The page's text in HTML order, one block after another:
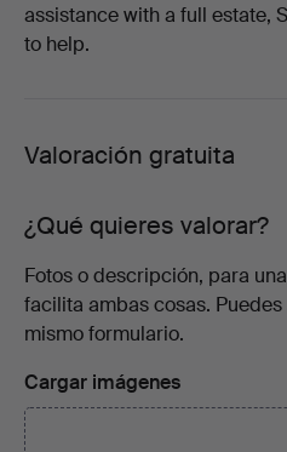
assistance with a full estate,
to help.
Valoración gratuita
¿Qué quieres valorar?
Fotos o descripción, para
facilita ambas cosas.
mismo formulario.
Cargar imágenes